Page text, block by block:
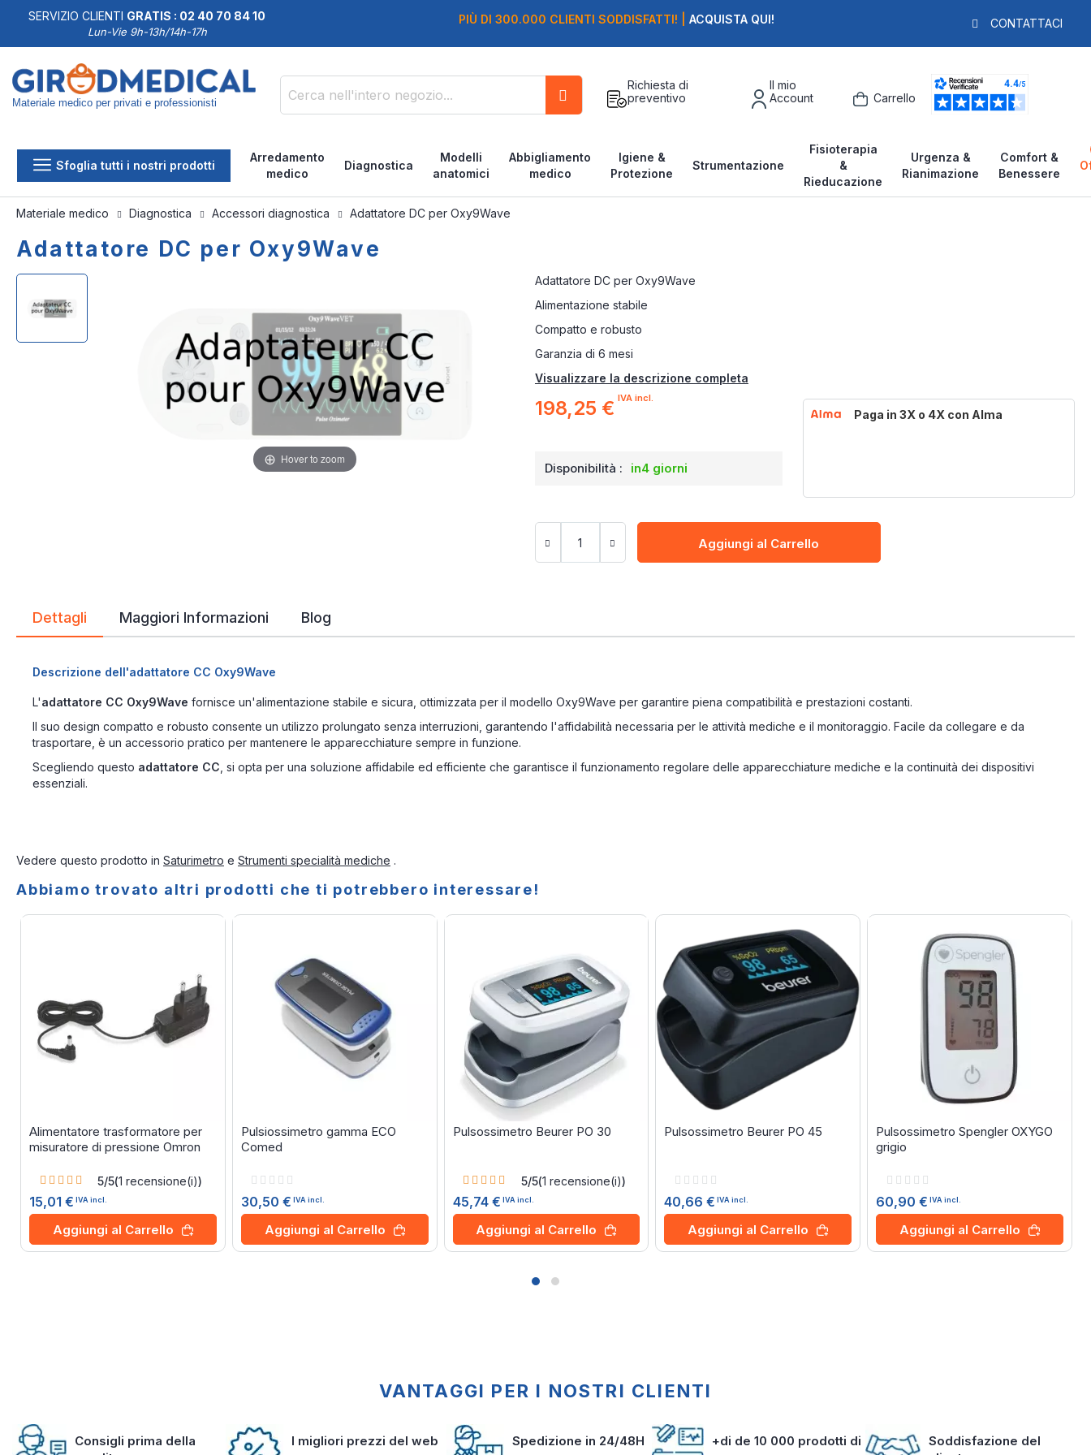
SERVIZIO CLIENTI GRATIS : 02 40 70 84 10
Lun-Vie 9h-13h/14h-17h
O RIMBORSATI PIÙ DI 300.000 CLIENTI SODDISFATTI! | ACQUISTA QUI! PAGA IN 3X
CONTATTACI
Materiale medico per privati e professionisti
Richiesta di
preventivo
Il mio
Account
Carrello
Sfoglia tutti i nostri prodotti
Arredamento
medico
Diagnostica
Modelli
anatomici
Abbigliamento
medico
Igiene &
Protezione
Strumentazione
Fisioterapia
&
Rieducazione
Urgenza &
Rianimazione
Comfort &
Benessere
Materiale medico Diagnostica Accessori diagnostica Adattatore DC per Oxy9Wave
Adattatore DC per Oxy9Wave
Adattatore DC per Oxy9Wave
Alimentazione stabile
Compatto e robusto
Garanzia di 6 mesi
Visualizzare la descrizione completa
198,25 € IVA incl.
Disponibilità : in4 giorni
Paga in 3X o 4X con Alma
Aggiungi al Carrello
Vai
fine
galleria
Vai
della
di
Hover to zoom
Dettagli
Descrizione dell'adattatore CC Oxy9Wave
L'adattatore CC Oxy9Wave fornisce un'alimentazione stabile e sicura, ottimizzata per il modello Oxy9Wave per garantire piena compatibilità e prestazioni costanti.
Il suo design compatto e robusto consente un utilizzo prolungato senza interruzioni, garantendo l'affidabilità necessaria per le attività mediche e il monitoraggio. Facile da collegare e da
trasportare, è un accessorio pratico per mantenere le apparecchiature sempre in funzione.
Scegliendo questo adattatore CC , si opta per una soluzione affidabile ed efficiente che garantisce il funzionamento regolare delle apparecchiature mediche e la continuità dei dispositivi
essenziali.
Maggiori Informazioni Blog
Vedere questo prodotto in Saturimetro e Strumenti specialità mediche .
Abbiamo trovato altri prodotti che ti potrebbero interessare!
Alimentatore trasformatore per
misuratore di pressione Omron
Rating:
5/5(1 recensione(i))
15,01 € IVA incl.
Aggiungi al Carrello
Pulsiossimetro gamma ECO
Comed
Rating:
30,50 € IVA incl.
Aggiungi al Carrello
Pulsossimetro Beurer PO 30
Rating:
5/5(1 recensione(i))
45,74 € IVA incl.
Aggiungi al Carrello
Pulsossimetro Beurer PO 45
Rating:
40,66 € IVA incl.
Aggiungi al Carrello
Pulsossimetro Spengler OXYGO
grigio
Rating:
60,90 € IVA incl.
Aggiungi al Carrello
VANTAGGI PER I NOSTRI CLIENTI
Consigli prima della
I migliori prezzi del web Spedizione in 24/48H
+di de 10 000 prodotti di
Soddisfazione del